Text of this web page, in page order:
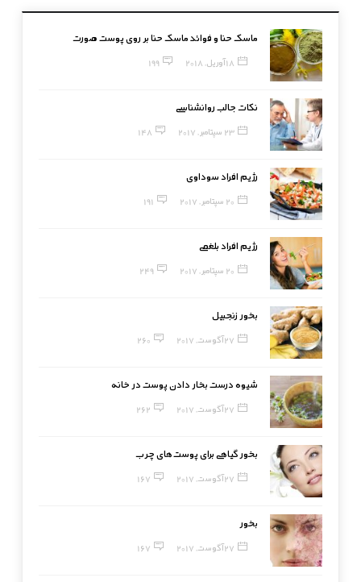
ماسک حنا و فوائد ماسک حنا بر روی پوست صورت
18 آوریل, 2018 199
نکات جالب روانشناسی
23 سپتامبر, 2017 148
رژیم افراد سوداوی
20 سپتامبر, 2017 191
رژیم افراد بلغمی
20 سپتامبر, 2017 249
بخور زنجبیل
27 آگوست, 2017 260
شیوه درست بخار دادن پوست در خانه
27 آگوست, 2017 262
بخور گیاهی برای پوست‌های چرب
27 آگوست, 2017 167
بخور
27 آگوست, 2017 167